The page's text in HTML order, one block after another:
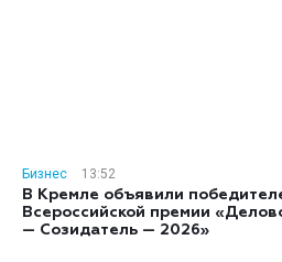
Бизнес
13:52
В Кремле объявили
Всероссийской премии
— Созидатель — 2026»